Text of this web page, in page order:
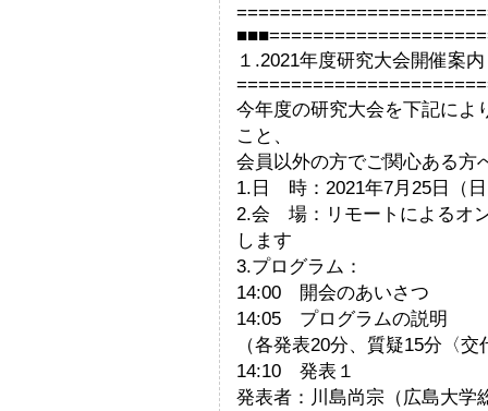
１.2021年度研究大会開催案内
今年度の研究大会を下記によ
こと、
会員以外の方でご関心ある方
1.日 時：2021年7月25日（
2.会 場：リモートによるオ
します
3.プログラム：
14:00 開会のあいさつ
14:05 プログラムの説明
（各発表20分、質疑15分〈
14:10 発表１
発表者：川島尚宗（広島大学